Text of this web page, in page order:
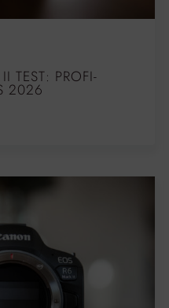
TEST: PROFI-
2026